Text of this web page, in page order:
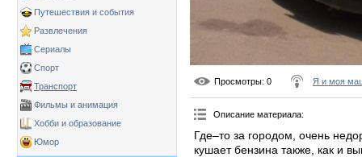
Путешествия и события
Развлечения
Сериалы
Спорт
Транспорт
Фильмы и анимация
Хобби и образование
Юмор
Просмотры: 0 Я и моя
Описание материала:
Где–то за городом, очень
кушает бензина также, как и